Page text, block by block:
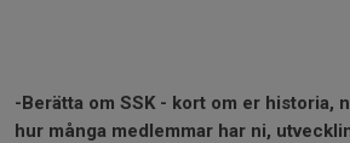
-Berätta om SSK - kort om er historia,
hur många medlemmar har ni,